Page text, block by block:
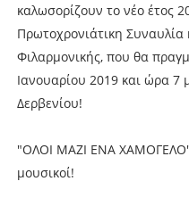
καλωσορίζουν το νέο έτος
Πρωτοχρονιάτικη Συναυλία
Φιλαρμονικής, που θα
Ιανουαρίου 2019 και ώρα 7
Δερβενίου!
"ΟΛΟΙ ΜΑΖΙ ΕΝΑ ΧΑΜΟΓΕΛΟ"
μουσικοί!